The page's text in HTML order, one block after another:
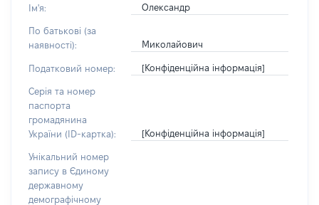
Ім'я: Олександр
По батькові (за
наявності):
Миколайович
Податковий номер: [Конфіденційна інформація]
Серія та номер
паспорта
громадянина
України (ID-картка):
[Конфіденційна інформація]
Унікальний номер
запису в Єдиному
державному
демографічному